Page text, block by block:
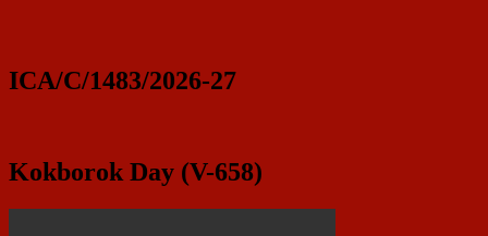
ICA/C/1483/2026-27
Kokborok Day (V-658)